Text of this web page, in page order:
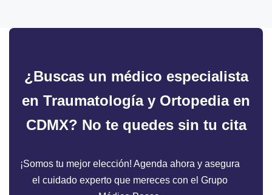
¿Buscas un médico especialista
en Traumatología y Ortopedia en
CDMX? No te quedes sin tu cita
¡Somos tu mejor elección! Agenda ahora y asegura
el cuidado experto que mereces con el Grupo